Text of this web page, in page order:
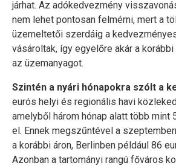
járhat. Az adókedvezmény
nem lehet pontosan felmérni, mert a
üzemeltetői szerdáig a
vásároltak, így egyelőre akár a
az üzemanyagot.
Szintén a nyári hónapokra szólt a
eurós helyi és regionális havi
amelyből három hónap alatt több mint
el. Ennek megszűntével a
a korábbi áron, Berlinben például 86
Azonban a tartományi rangú főváros